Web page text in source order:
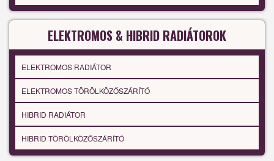
ELEKTROMOS & HIBRID RADIÁTOROK
ELEKTROMOS RADIÁTOR
ELEKTROMOS TÖRÖLKÖZŐSZÁRÍTÓ
HIBRID RADIÁTOR
HIBRID TÖRÖLKÖZŐSZÁRÍTÓ